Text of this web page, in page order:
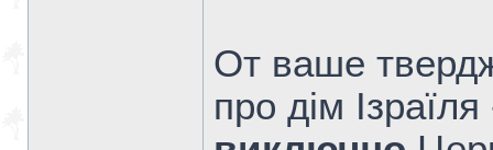
От ваше
про дім